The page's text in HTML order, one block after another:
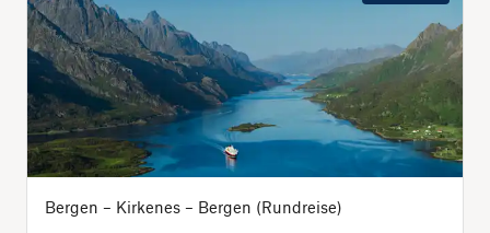
Bergen – Kirkenes – Bergen (Rundreise)